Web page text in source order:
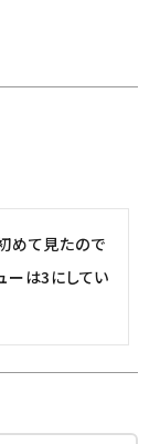
めて見たので
ーは3にしてい